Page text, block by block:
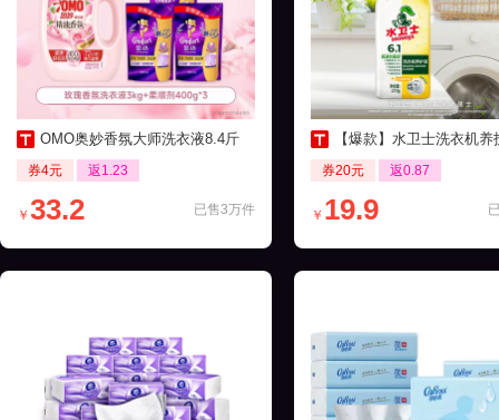
OMO奥妙香氛大师洗衣液8.4斤
券4元 返1.23
已售3万件
￥ 33.2
【爆款】水卫士洗衣机养护液
券20元 返0.87
￥ 19.9